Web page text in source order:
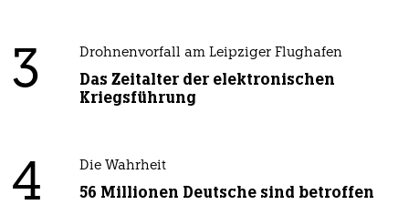
3 Drohnenvorfall am Leipziger Flughafen
Das Zeitalter der elektronischen
Kriegsführung
4 Die Wahrheit
56 Millionen Deutsche sind betroffen